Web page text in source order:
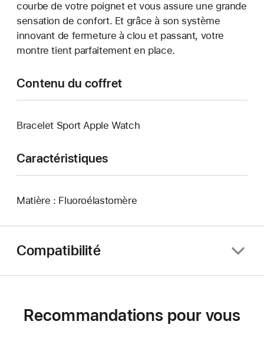
courbe de votre poignet et vous assure une grande
sensation de confort. Et grâce à son système
innovant de fermeture à clou et passant, votre
montre tient parfaitement en place.
Contenu du coffret
Bracelet Sport Apple Watch
Caractéristiques
Matière : Fluoroélastomère
Compatibilité
Recommandations pour vous